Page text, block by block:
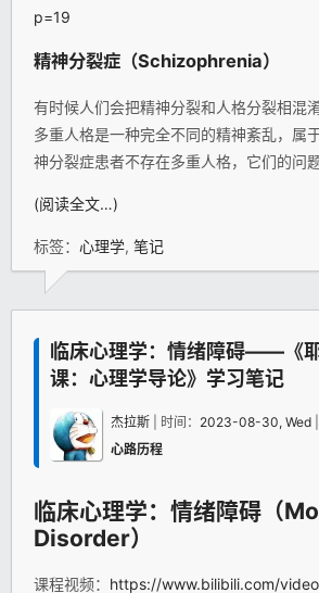
p=19
精神分裂症（Schizophrenia）
有时候人们会把精神分裂和人格分裂相混
多重人格是一种完全不同的精神紊乱，属
神分裂症患者不存在多重人格，它们的问
(阅读全文…)
标签： 心理学, 笔记
临床心理学：情绪障碍——《
课：心理学导论》学习笔记
杰拉斯 | 时间： 2023-08-30, Wed
心路历程
临床心理学：情绪障碍（
Disorder）
课程视频： https://www.bilibili.com/